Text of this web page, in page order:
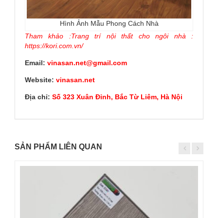
Hình Ảnh Mẫu Phong Cách Nhà
Tham khảo :Trang trí nội thất cho ngôi nhà :
https://kori.com.vn/
Email: vinasan.net@gmail.com
Website: vinasan.net
Địa chỉ: Số 323 Xuân Đỉnh, Bắc Từ Liêm, Hà Nội
SẢN PHẨM LIÊN QUAN